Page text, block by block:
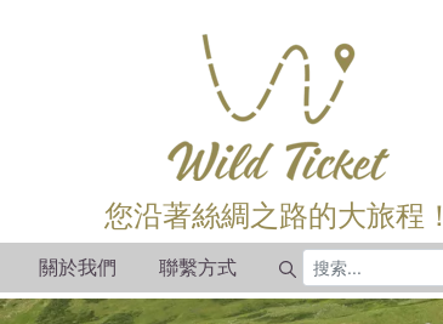
您沿著絲綢之路的大旅程！
關於我們 聯繫方式